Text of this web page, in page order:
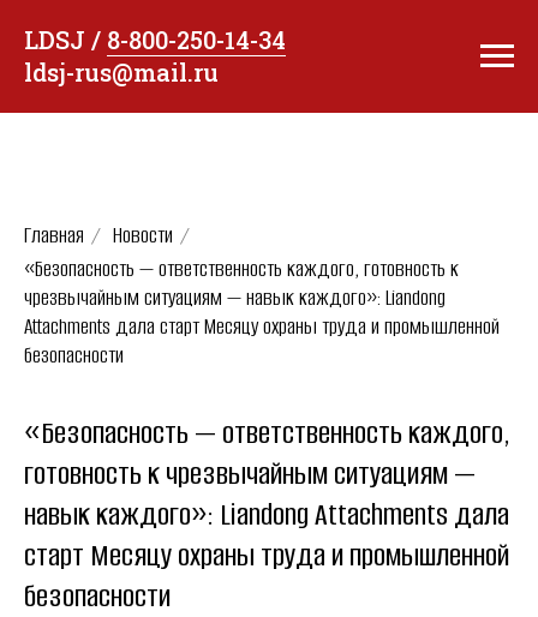
LDSJ / 8-800-250-14-34
ldsj-rus@mail.ru
Главная / Новости /
«Безопасность — ответственность каждого, готовность к
чрезвычайным ситуациям — навык каждого»: Liandong
Attachments дала старт Месяцу охраны труда и промышленной
безопасности
«Безопасность — ответственность каждого,
готовность к чрезвычайным ситуациям —
навык каждого»: Liandong Attachments дала
старт Месяцу охраны труда и промышленной
безопасности